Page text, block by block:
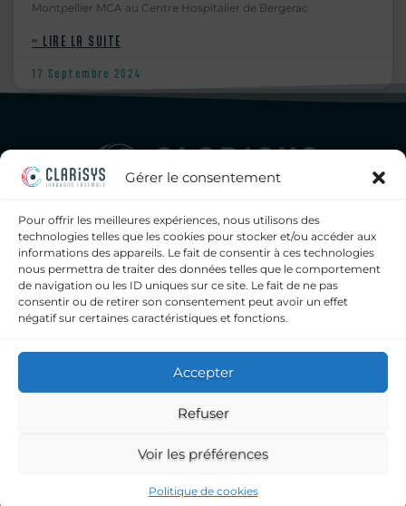
Gérer le consentement
Pour offrir les meilleures expériences, nous utilisons des
technologies telles que les cookies pour stocker et/ou accéder aux
informations des appareils. Le fait de consentir à ces technologies
nous permettra de traiter des données telles que le comportement
de navigation ou les ID uniques sur ce site. Le fait de ne pas
consentir ou de retirer son consentement peut avoir un effet
négatif sur certaines caractéristiques et fonctions.
Accepter
Refuser
Voir les préférences
Politique de cookies
Montpellier MCA au Centre Hospitalier de Bergerac
» LIRE LA SUITE
17 Septembre 2024
Clarisys, seul éditeur de logiciels français a proposer à la fois
un SIL, un middleware généraliste intégré et un
middleware dédié bactériologie, pour les laboratoires
d’analyses médicales, privés et hospitaliers.
contact@clarisys.fr
6, impasse Léonce Couture
CONDITIONS GÉNÉRALES